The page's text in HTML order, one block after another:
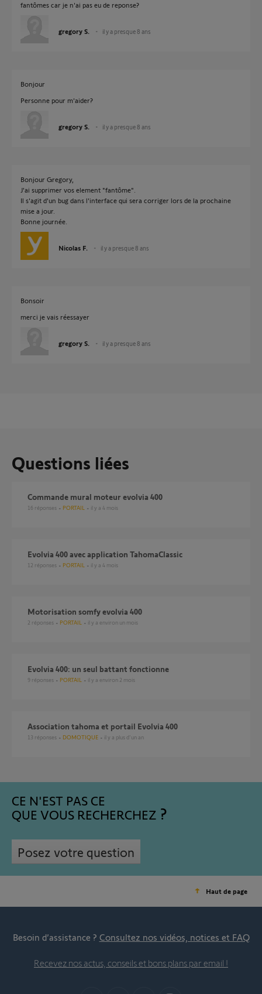
fantômes car je n'ai pas eu de reponse?
gregory S. il y a presque 8 ans
Bonjour
Personne pour m'aider?
gregory S. il y a presque 8 ans
Bonjour Gregory,
J'ai supprimer vos element "fantôme".
Il s'agit d'un bug dans l'interface qui sera corriger lors de la prochaine
mise a jour.
Bonne journée.
Nicolas F. il y a presque 8 ans
Bonsoir
merci je vais réessayer
gregory S. il y a presque 8 ans
Questions liées
Commande mural moteur evolvia 400
16 réponses PORTAIL il y a 4 mois
Evolvia 400 avec application TahomaClassic
12 réponses PORTAIL il y a 4 mois
motorisation somfy evolvia 400
2 réponses PORTAIL il y a environ un mois
Evolvia 400: un seul battant fonctionne
9 réponses PORTAIL il y a environ 2 mois
association tahoma et portail Evolvia 400
13 réponses DOMOTIQUE il y a plus d'un an
CE N'EST PAS CE
QUE VOUS RECHERCHEZ
Posez votre question
Haut de page
Besoin d’assistance ? Consultez nos vidéos, notices et FAQ
Recevez nos actus, conseils et bons plans par email !